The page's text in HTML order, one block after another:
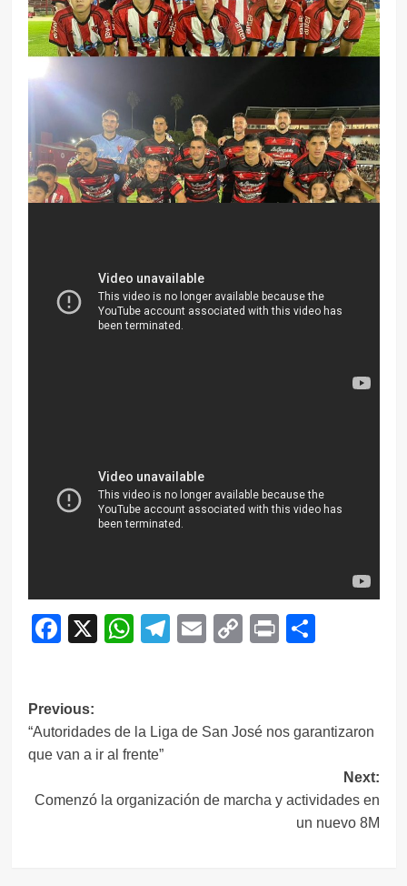
Facebook
X WhatsApp
Telegram
EmailCopy
Print
Navegación
de
entradas
Previous:
“Autoridades de la Liga de San José nos garantizaron
que van a ir al frente”
Next:
Comenzó la organización de marcha y actividades en
un nuevo 8M